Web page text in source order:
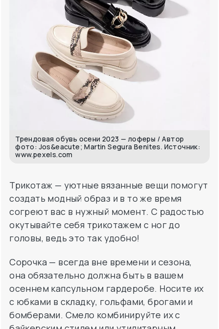
Трендовая обувь осени 2023 — лоферы / Автор
фото: Jos&eacute; Martin Segura Benites. Источник:
www.pexels.com
Трикотаж — уютные вязанные вещи помогут
создать модный образ и в то же время
согреют вас в нужный момент. С радостью
окутывайте себя трикотажем с ног до
головы, ведь это так удобно!
Сорочка — всегда вне времени и сезона,
она обязательно должна быть в вашем
осеннем капсульном гардеробе. Носите их
с юбками в складку, гольфами, брогами и
бомберами. Смело комбинируйте их с